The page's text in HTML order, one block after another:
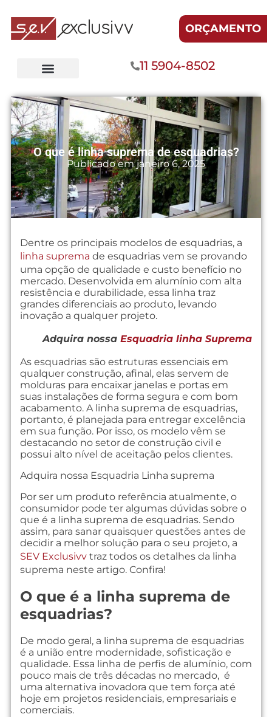
ORÇAMENTO
11 5904-8502
O que é linha suprema de esquadrias?
Publicado em janeiro 6, 2025
Dentre os principais modelos de esquadrias, a
linha suprema de esquadrias vem se provando
uma opção de qualidade e custo benefício no
mercado. Desenvolvida em alumínio com alta
resistência e durabilidade, essa linha traz
grandes diferenciais ao produto, levando
inovação a qualquer projeto.
Adquira nossa Esquadria linha Suprema
As esquadrias são estruturas essenciais em
qualquer construção, afinal, elas servem de
molduras para encaixar janelas e portas em
suas instalações de forma segura e com bom
acabamento. A linha suprema de esquadrias,
portanto, é planejada para entregar excelência
em sua função. Por isso, os modelo vêm se
destacando no setor de construção civil e
possui alto nível de aceitação pelos clientes.
Adquira nossa Esquadria Linha suprema
Por ser um produto referência atualmente, o
consumidor pode ter algumas dúvidas sobre o
que é a linha suprema de esquadrias. Sendo
assim, para sanar quaisquer questões antes de
decidir a melhor solução para o seu projeto, a
SEV Exclusivv traz todos os detalhes da linha
suprema neste artigo. Confira!
O que é a linha suprema de
esquadrias?
De modo geral, a linha suprema de esquadrias
é a união entre modernidade, sofisticação e
qualidade. Essa linha de perfis de alumínio, com
pouco mais de três décadas no mercado, é
uma alternativa inovadora que tem força até
hoje em projetos residenciais, empresariais e
comerciais.